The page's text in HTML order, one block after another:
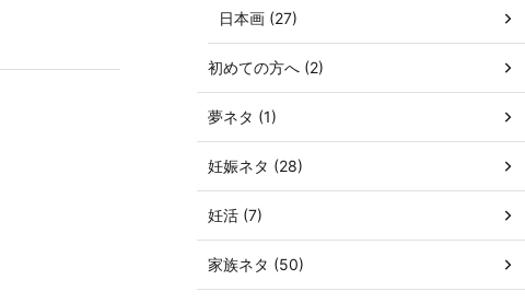
日本画 (27)
初めての方へ (2)
夢ネタ (1)
妊娠ネタ (28)
妊活 (7)
家族ネタ (50)